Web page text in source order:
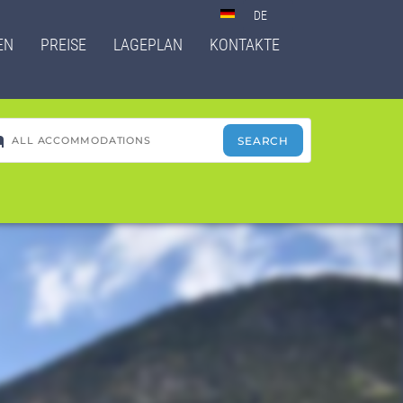
PREISE LAGEPLAN KONTAKTE
Select
your